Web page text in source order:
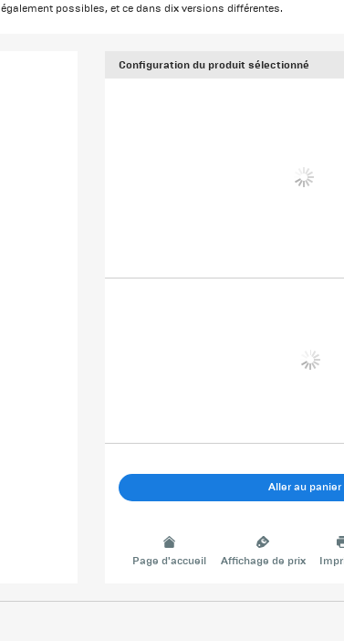
également possibles, et ce dans dix versions différentes.
Configuration du produit sélectionné
Aller au panier
Page d'accueil Affichage de prix